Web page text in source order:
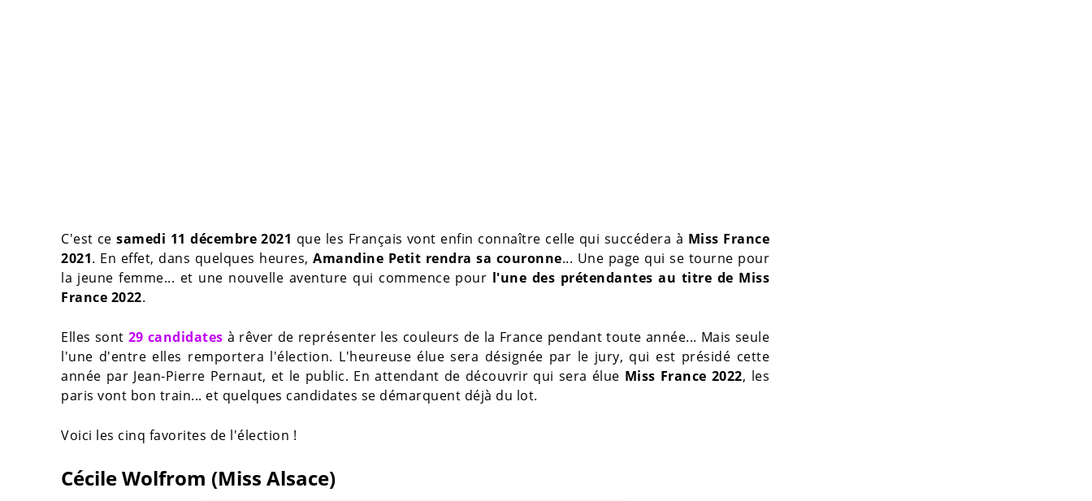
C'est cesamedi 11 décembre 2021 que les Français vont enfin connaître celle qui succédera à Miss France
2021. En effet, dans quelques heures, Amandine Petit rendra sa couronne... Une page qui se tourne pour
la jeune femme... et une nouvelle aventure qui commence pour l'une des prétendantes au titre de Miss
France 2022.
Elles sont 29 candidates à rêver de représenter les couleurs de la France pendant toute année... Mais seule
l'une d'entre elles remportera l'élection. L'heureuse élue sera désignée par le jury, qui est présidé cette
année par Jean-Pierre Pernaut, et le public. En attendant de découvrir qui sera élue Miss France 2022, les
paris vont bon train... et quelques candidates se démarquent déjà du lot.
Voici les cinq favorites de l'élection !
Cécile Wolfrom (Miss Alsace)